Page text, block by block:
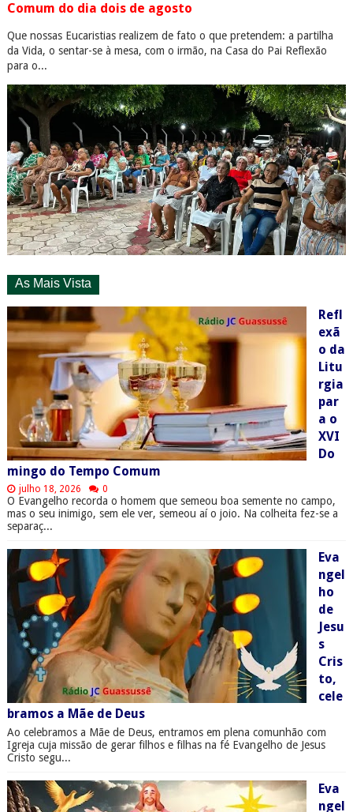
Comum do dia dois de agosto
Que nossas Eucaristias realizem de fato o que pretendem: a partilha
da Vida, o sentar-se à mesa, com o irmão, na Casa do Pai Reflexão
para o...
As Mais Vista
Refl
exã
o da
Litu
rgia
par
a o
XVI
Do
mingo do Tempo Comum
julho 18, 2026 0
O Evangelho recorda o homem que semeou boa semente no campo,
mas o seu inimigo, sem ele ver, semeou aí o joio. Na colheita fez-se a
separaç...
Eva
ngel
ho
de
Jesu
s
Cris
to,
cele
bramos a Mãe de Deus
Ao celebramos a Mãe de Deus, entramos em plena comunhão com
Igreja cuja missão de gerar filhos e filhas na fé Evangelho de Jesus
Cristo segu...
Eva
ngel